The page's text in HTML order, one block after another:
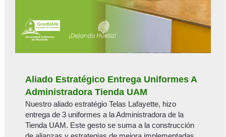
Aliado Estratégico Entrega Uniformes A
Administradora Tienda UAM
Nuestro aliado estratégio Telas Lafayette, hizo
entrega de 3 uniformes a la Administradora de la
Tienda UAM. Este gesto se suma a la construcción